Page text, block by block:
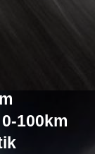
Max
0-